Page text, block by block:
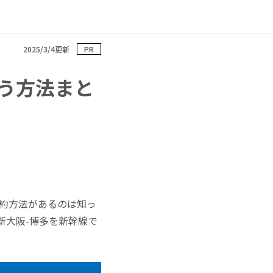
2025/3/4更新 PR
方法まと
方法があるのは知っ
大阪-博多を新幹線で